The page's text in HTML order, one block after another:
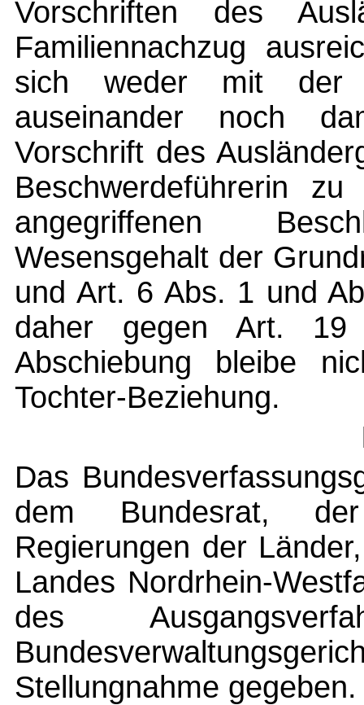
Vorschriften des
Familiennachzug
sich weder mit der
auseinander noch
Vorschrift des
Beschwerdeführerin
angegriffenen
Wesensgehalt der
und Art. 6 Abs. 1 und
daher gegen Art.
Abschiebung bleibe
Tochter-Beziehung.
Das
dem Bundesrat,
Regierungen der
Landes Nordrhein-
des
Stellungnahme gegeben.